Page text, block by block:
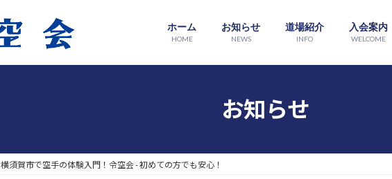
ホーム
HOME
お知らせ
NEWS
道場紹介
INFO
入会案内
WELCOME
お知らせ
横須賀市で空手の体験入門！令空会 - 初めての方でも安心！